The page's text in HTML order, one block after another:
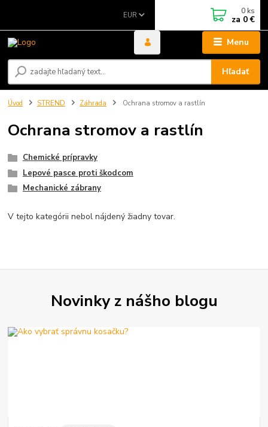
Menu
EUR
Hľadať
0 ks
za 0 €
Úvod STREND Záhrada Ochrana stromov a rastlín
Ochrana stromov a rastlín
Chemické prípravky
Lepové pasce proti škodcom
Mechanické zábrany
V tejto kategórii nebol nájdený žiadny tovar.
Novinky z nášho blogu